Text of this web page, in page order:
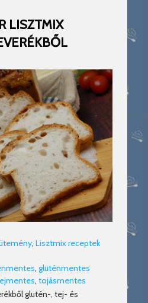
LISZTMIX
, Lisztmix receptek
, gluténmentes
, tojásmentes
glutén-, tej- és